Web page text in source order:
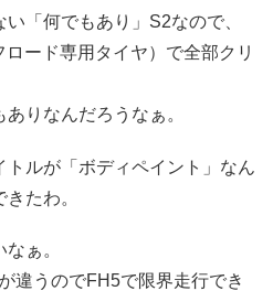
「何でもあり」S2なので、
ード専用タイヤ）で全部クリ
りなんだろうなぁ。
ルが「ボディペイント」なん
たわ。
ぁ。
違うのでFH5で限界走行でき